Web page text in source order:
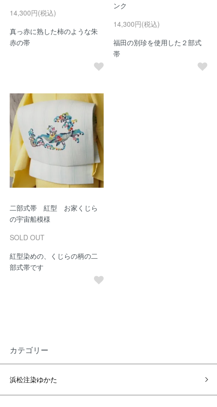
14,300円(税込)
真っ赤に熟した柿のような朱
赤の帯
ンク
14,300円(税込)
福田の別珍を使用した２部式
帯
二部式帯 紅型 お家くじら
の宇宙船模様
SOLD OUT
紅型染めの、くじらの柄の二
部式帯です
カテゴリー
浜松注染ゆかた